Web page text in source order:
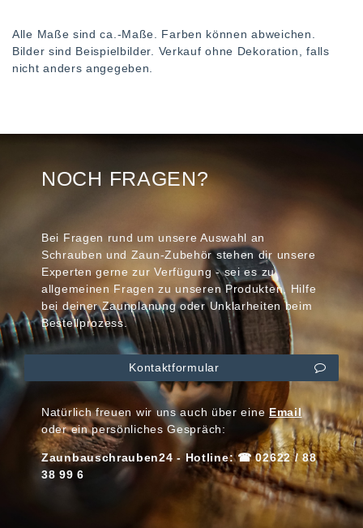
Alle Maße sind ca.-Maße. Farben können abweichen.
Bilder sind Beispielbilder. Verkauf ohne Dekoration, falls
nicht anders angegeben.
NOCH FRAGEN?
Bei Fragen rund um unsere Auswahl an
Schrauben und Zaun-Zubehör stehen dir unsere
Experten gerne zur Verfügung - sei es zu
allgemeinen Fragen zu unseren Produkten, Hilfe
bei deiner Zaunplanung oder Unklarheiten beim
Bestellprozess.
Kontaktformular
Natürlich freuen wir uns auch über eineEmail
oder ein persönliches Gespräch:
Zaunbauschrauben24 - Hotline: ☎ 02622 / 88
38 99 6